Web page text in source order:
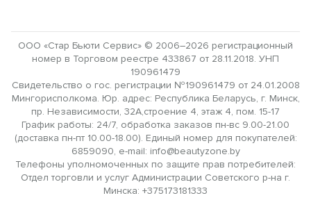
ООО «Стар Бьюти Сервис» © 2006–2026 регистрационный
номер в Торговом реестре 433867 от 28.11.2018. УНП
190961479
Свидетельство о гос. регистрации №190961479 от 24.01.2008
Мингорисполкома. Юр. адрес: Республика Беларусь, г. Минск,
пр. Независимости, 32А,строение 4, этаж 4, пом. 15-17
График работы: 24/7, обработка заказов пн-вс 9.00-21.00
(доставка пн-пт 10.00-18.00). Единый номер для покупателей:
6859090, e-mail: info@beautyzone.by
Телефоны уполномоченных по защите прав потребителей:
Отдел торговли и услуг Администрации Советского р-на г.
Минска: +375173181333